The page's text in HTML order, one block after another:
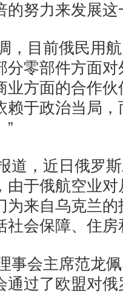
的努力来发展这
，目前俄民用
分零部件方面
业方面的合作
赖于政治当局
”
道，近日俄罗
由于俄航空业
为来自乌克兰
社会保障、住
事会主席范龙
通过了欧盟对